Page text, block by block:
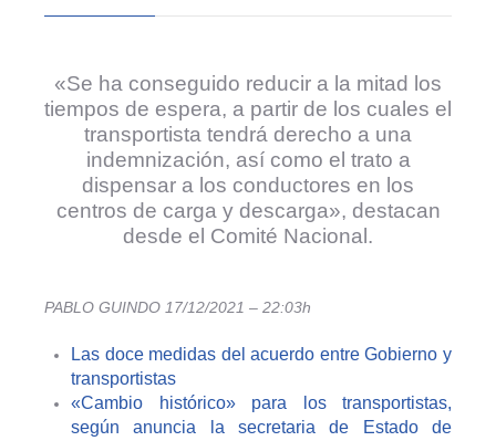
«Se ha conseguido reducir a la mitad los
tiempos de espera, a partir de los cuales el
transportista tendrá derecho a una
indemnización, así como el trato a
dispensar a los conductores en los
centros de carga y descarga», destacan
desde el Comité Nacional.
PABLO GUINDO 17/12/2021 – 22:03h
Las doce medidas del acuerdo entre Gobierno y
transportistas
«Cambio histórico» para los transportistas,
según anuncia la secretaria de Estado de